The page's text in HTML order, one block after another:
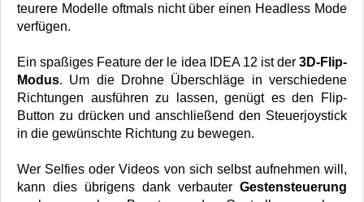
teurere Modelle oftmals nicht über einen Headless Mode
verfügen.
Ein spaßiges Feature der le idea IDEA 12 ist der 3D-Flip-
Modus. Um die Drohne Überschläge in verschiedene
Richtungen ausführen zu lassen, genügt es den Flip-
Button zu drücken und anschließend den Steuerjoystick
in die gewünschte Richtung zu bewegen.
Wer Selfies oder Videos von sich selbst aufnehmen will,
kann dies übrigens dank verbauter Gestensteuerung